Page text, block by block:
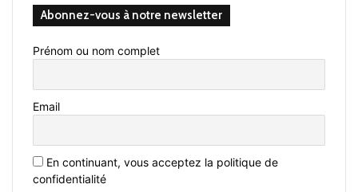
Abonnez-vous à notre newsletter
Prénom ou nom complet
Email
En continuant, vous acceptez la politique de
confidentialité